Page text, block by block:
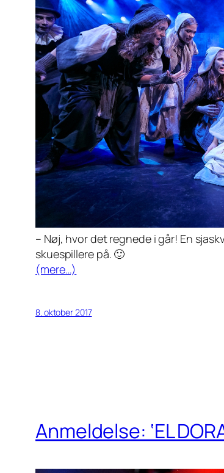
– Nøj, hvor det regnede i går! En
skuespillere på. 🙂
(mere…)
8. oktober 2017
Anmeldelse: ‘EL